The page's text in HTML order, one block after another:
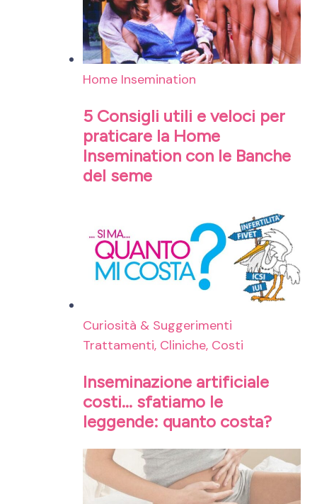
Home Insemination
5 Consigli utili e veloci per
praticare la Home
Insemination con le Banche
del seme
Curiosità & Suggerimenti
Trattamenti, Cliniche, Costi
Inseminazione artificiale
costi… sfatiamo le
leggende: quanto costa?